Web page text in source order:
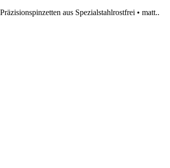
aus Spezialstahlrostfrei • matt..